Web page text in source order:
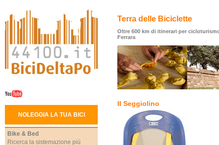
Terra delle Biciclette
Oltre 600 km di itinerari per
Ferrara
NOLEGGIA LA TUA BICI
Bike & Bed
Ricerca la sistemazione più
Il Seggiolino